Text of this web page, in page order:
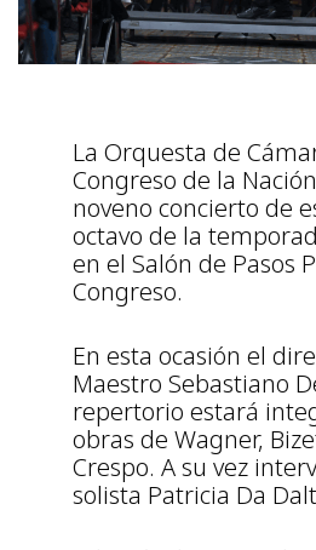
La Orquesta de
Congreso de la
noveno concierto de
octavo de la
en el Salón de Pasos
Congreso.
En esta ocasión el
Maestro Sebastiano
repertorio estará
obras de Wagner,
Crespo. A su vez
solista Patricia Da